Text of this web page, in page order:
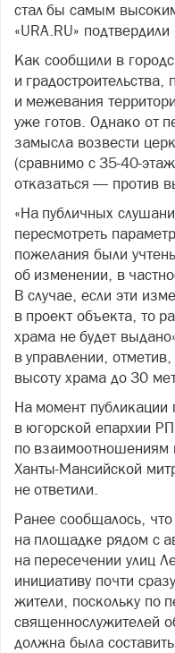
стал бы самым
«URA.RU»
Как сообщили в
и градостроительства,
и межевания
уже готов. Однако от
замысла возвести
(сравнимо с 35-40-
отказаться — против
«На публичных
пересмотреть
пожелания были
об изменении, в
В случае, если эти
в проект объекта, то
храма не будет
в управлении,
высоту храма до 30
На момент публикации
в югорской епархии
по
Ханты-Мансийской
не ответили.
Ранее сообщалось,
на площадке рядом с
на пересечении улиц
инициативу почти
жители, поскольку по
священнослужителей
должна была